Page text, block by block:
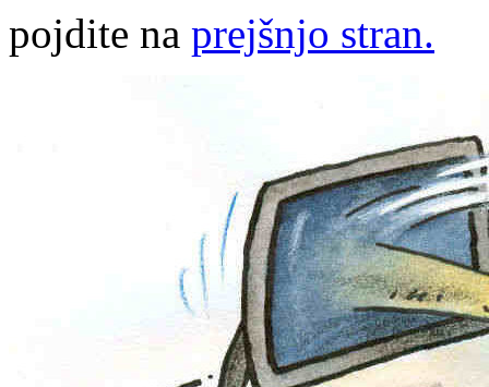
pojdite na prejšnjo stran.